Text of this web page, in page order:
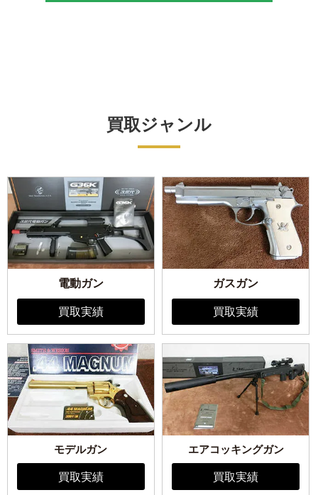
買取ジャンル
電動ガン
買取実績
ガスガン
買取実績
モデルガン
買取実績
エアコッキングガン
買取実績